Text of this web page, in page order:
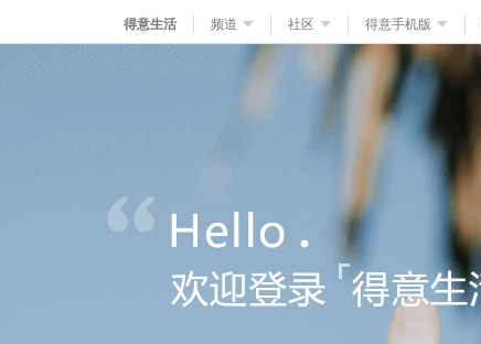
得意生活 频道 社区 得意手机版